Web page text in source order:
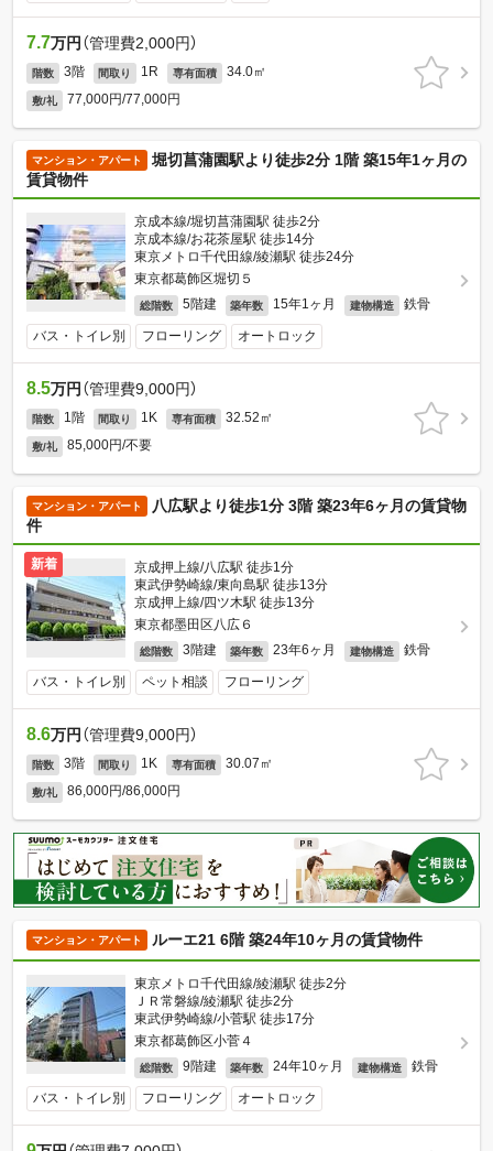
7.7万円 （管理費2,000円）
階数 3階 間取り 1R 専有面積 34.0㎡
敷/礼 77,000円/77,000円
マンション・アパート
堀切菖蒲園駅より徒歩2分 1階 築15年1ヶ月の
賃貸物件
京成本線/堀切菖蒲園駅 徒歩2分
京成本線/お花茶屋駅 徒歩14分
東京メトロ千代田線/綾瀬駅 徒歩24分
東京都葛飾区堀切５
総階数 5階建 築年数 15年1ヶ月 建物構造 鉄骨
バス・トイレ別 フローリング オートロック
8.5万円 （管理費9,000円）
階数 1階 間取り 1K 専有面積 32.52㎡
敷/礼 85,000円/不要
マンション・アパート
八広駅より徒歩1分 3階 築23年6ヶ月の賃貸物
件
新着
京成押上線/八広駅 徒歩1分
東武伊勢崎線/東向島駅 徒歩13分
京成押上線/四ツ木駅 徒歩13分
東京都墨田区八広６
総階数 3階建 築年数 23年6ヶ月 建物構造 鉄骨
バス・トイレ別 ペット相談 フローリング
8.6万円 （管理費9,000円）
階数 3階 間取り 1K 専有面積 30.07㎡
敷/礼 86,000円/86,000円
マンション・アパート ルーエ21 6階 築24年10ヶ月の賃貸物件
東京メトロ千代田線/綾瀬駅 徒歩2分
ＪＲ常磐線/綾瀬駅 徒歩2分
東武伊勢崎線/小菅駅 徒歩17分
東京都葛飾区小菅４
総階数 9階建 築年数 24年10ヶ月 建物構造 鉄骨
バス・トイレ別 フローリング オートロック